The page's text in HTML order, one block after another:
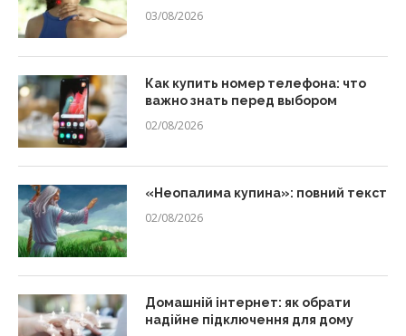
03/08/2026
Как купить номер телефона: что
важно знать перед выбором
02/08/2026
«Неопалима купина»: повний текст
02/08/2026
Домашній інтернет: як обрати
надійне підключення для дому